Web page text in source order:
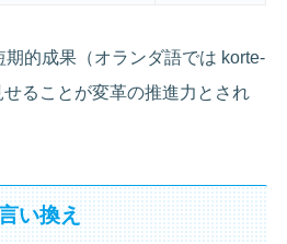
期的成果（オランダ語では korte-
ることが変革の推進力とされ
い換え